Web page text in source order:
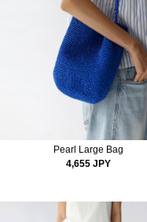
Pearl Large Bag
4,655 JPY